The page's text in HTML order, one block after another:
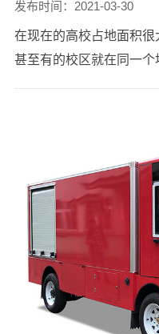
发布时间：2021-03-30
在现在的高校占地面积很
甚至有的校区就在同一个